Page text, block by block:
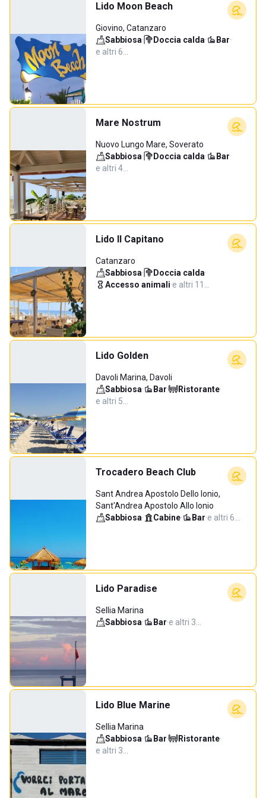
Lido Moon Beach
Giovino, Catanzaro
Sabbiosa· Doccia calda· Bar·
e altri 6…
Mare Nostrum
Nuovo Lungo Mare, Soverato
Sabbiosa· Doccia calda· Bar·
e altri 4…
Lido Il Capitano
Catanzaro
Sabbiosa· Doccia calda·
Accesso animali·e altri 11…
Lido Golden
Davoli Marina, Davoli
Sabbiosa· Bar· Ristorante·
e altri 5…
Trocadero Beach Club
Sant Andrea Apostolo Dello Ionio,
Sant'Andrea Apostolo Allo Ionio
Sabbiosa· Cabine· Bar·e altri 6…
Lido Paradise
Sellia Marina
Sabbiosa· Bar·e altri 3…
Lido Blue Marine
Sellia Marina
Sabbiosa· Bar· Ristorante·
e altri 3…